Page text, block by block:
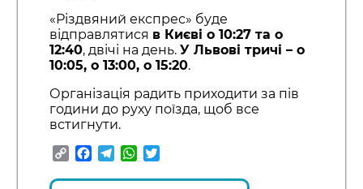
«Різдвяний експрес» буде
відправлятися в Києві о 10:27 та о
12:40, двічі на день. У Львові тричі – о
10:05, о 13:00, о 15:20.
Організація радить приходити за пів
години до руху поїзда, щоб все
встигнути.
CopyFacebook
TelegramWhatsApp